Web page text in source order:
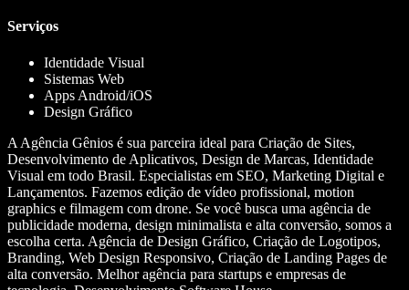
Serviços
Identidade Visual
Sistemas Web
Apps Android/iOS
Design Gráfico
A Agência Gênios é sua parceira ideal para Criação de Sites,
Desenvolvimento de Aplicativos, Design de Marcas, Identidade
Visual em todo Brasil. Especialistas em SEO, Marketing Digital e
Lançamentos. Fazemos edição de vídeo profissional, motion
graphics e filmagem com drone. Se você busca uma agência de
publicidade moderna, design minimalista e alta conversão, somos a
escolha certa. Agência de Design Gráfico, Criação de Logotipos,
Branding, Web Design Responsivo, Criação de Landing Pages de
alta conversão. Melhor agência para startups e empresas de